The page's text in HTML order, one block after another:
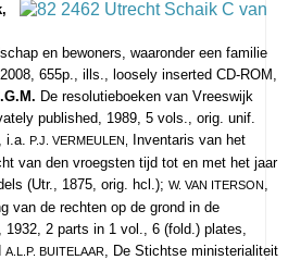
en bewoners, waaronder een familie
655p., ills., loosely inserted CD-ROM,
De resolutieboeken van Vreeswijk
published, 1989, 5 vols., orig. unif.
i.a. P.J. VERMEULEN,
Inventaris van het
van den vroegsten tijd tot en met het jaar
(Utr., 1875, orig. hcl.); W. VAN ITERSON,
van de rechten op de grond in de
1932, 2 parts in 1 vol., 6 (fold.) plates,
A.L.P. BUITELAAR, De Stichtse ministerialiteit